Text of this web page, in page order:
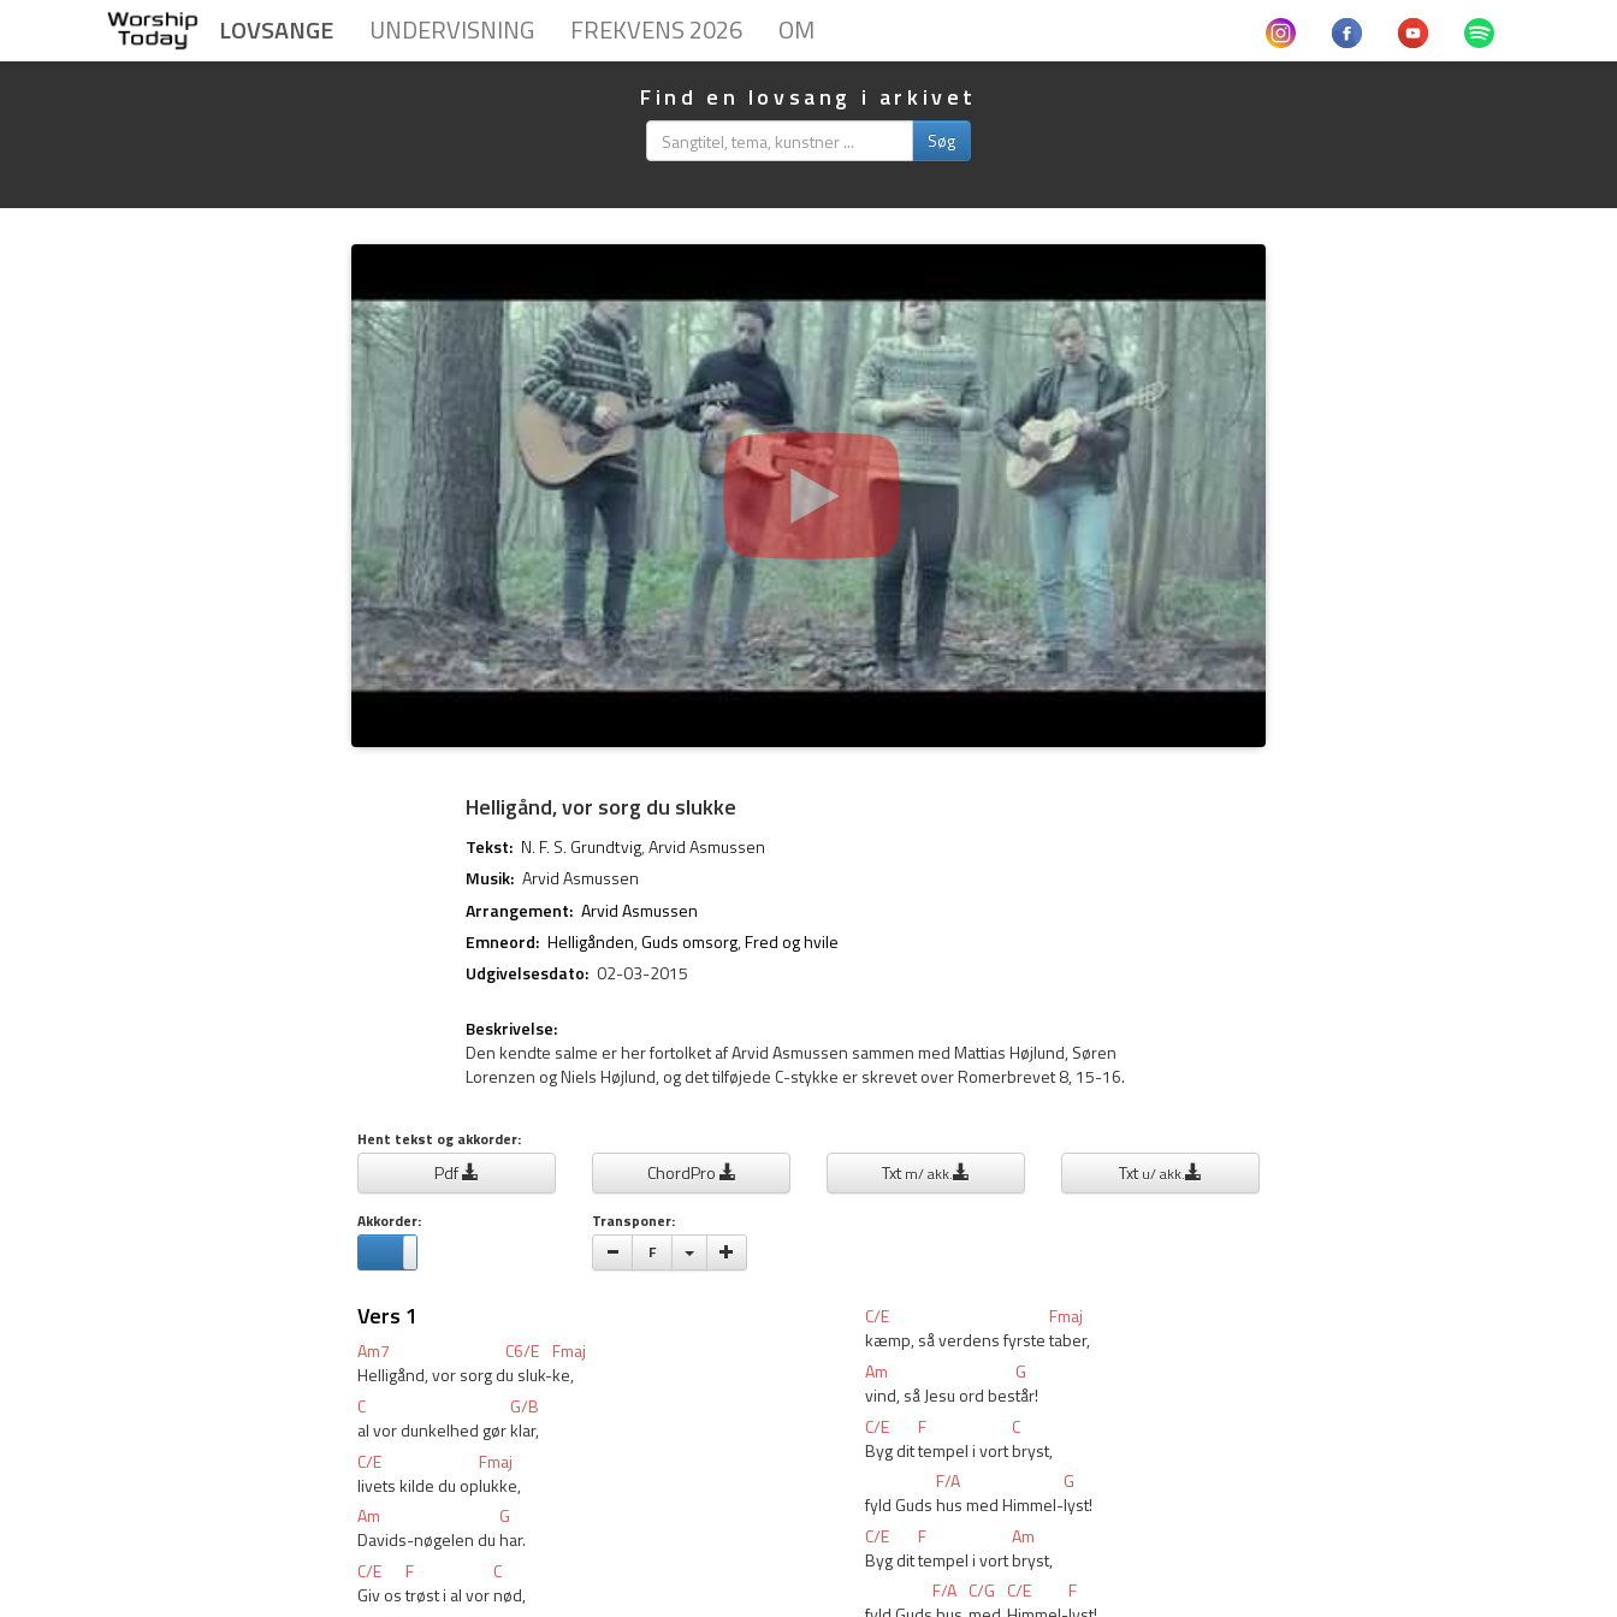
LOVSANGE UNDERVISNING FREKVENS 2026 OM
Find en lovsang i arkivet
Søg
Helligånd, vor sorg du slukke
Tekst: N. F. S. Grundtvig,Arvid Asmussen
Musik: Arvid Asmussen
Arrangement: Arvid Asmussen
Emneord: Helligånden,Guds omsorg,Fred og hvile
Udgivelsesdato: 02-03-2015
Beskrivelse:
Den kendte salme er her fortolket af Arvid Asmussen sammen med Mattias Højlund, Søren
Lorenzen og Niels Højlund, og det tilføjede C-stykke er skrevet over Romerbrevet 8, 15-16.
Hent tekst og akkorder:
Pdf ChordPro Txtm/ akk. Txtu/ akk.
Akkorder: Transponer:
F Vælge toneart
Vers 1
Am7 C6/E Fmaj
Helligånd, vor sorg du sluk-ke,
C
G/B
al vor dunkelhed gør klar,
C/E
Fmaj
livets kilde du oplukke,
Am
G
Davids-nøgelen du har.
C/E
F
C
Giv os trøst i al vor nød,
C/E
Fmaj
kæmp, så verdens fyrste taber,
Am
G
vind, så Jesu ord består!
C/E
F
C
Byg dit tempel i vort bryst,
F/A
G
fyld Guds hus med Himmel-lyst!
C/E
F
Am
Byg dit tempel i vort bryst,
F/A C/G C/E
F